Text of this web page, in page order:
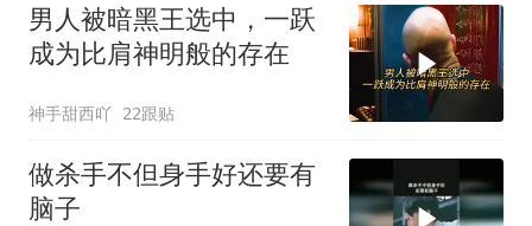
男人被暗黑王选中，一跃
成为比肩神明般的存在
神手甜西吖 22跟贴
做杀手不但身手好还要有
脑子